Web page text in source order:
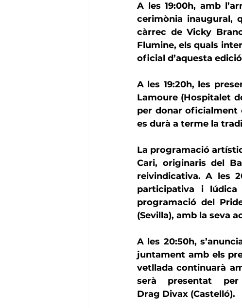
A les 19:00h, amb
cerimònia inaugural,
càrrec de Vicky
Flumine, els quals
oficial d’aquesta
A les 19:20h, les
Lamoure (Hospitalet
per donar oficialment
es durà a terme la
La programació
Cari, originaris del
reivindicativa. A les
participativa i
programació del
(Sevilla), amb la seva
A les 20:50h,
juntament amb els
vetllada continuarà
serà presentat
Drag Divax (Castelló).